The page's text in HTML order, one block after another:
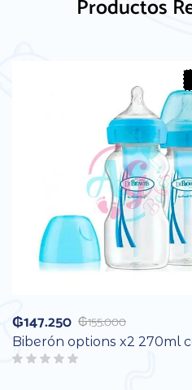
Productos
₲155.000
₲147.250
Biberón options x2 270ml